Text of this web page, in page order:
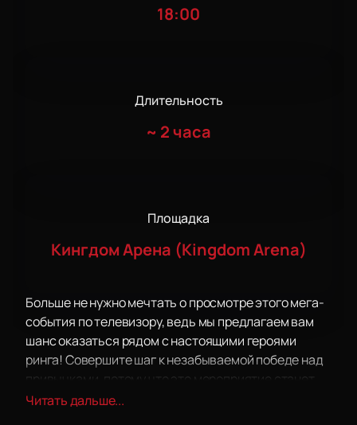
18:00
Длительность
~ 2 часа
Площадка
Кингдом Арена (Kingdom Arena)
Больше не нужно мечтать о просмотре этого мега-
события по телевизору, ведь мы предлагаем вам
шанс оказаться рядом с настоящими героями
ринга! Совершите шаг к незабываемой победе над
привычками, потому что это мероприятие станет
идеальным подарком для вас и ваших близких!
Читать дальше...